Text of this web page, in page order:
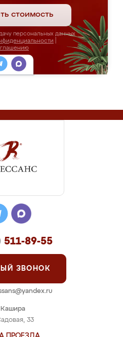
стоимость
персональных данных
Кашира
33
511-89-55
ЗВОНОК